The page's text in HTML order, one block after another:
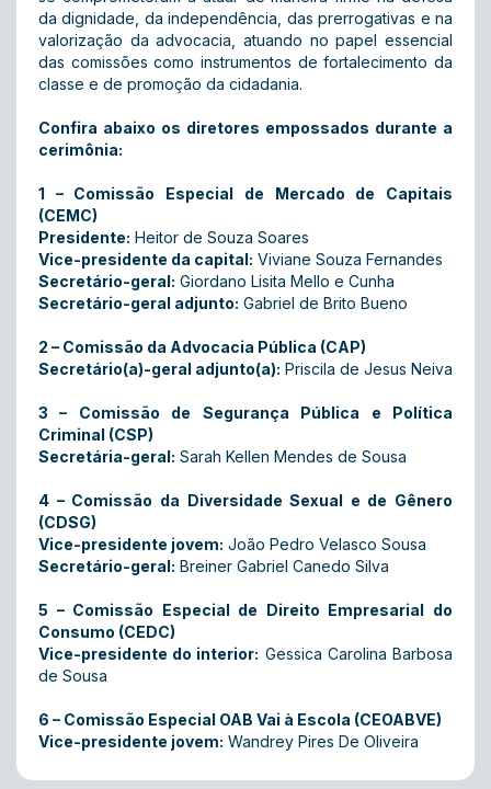
da dignidade, da independência, das prerrogativas e na
valorização da advocacia, atuando no papel essencial
das comissões como instrumentos de fortalecimento da
classe e de promoção da cidadania.
Confira abaixo os diretores empossados durante a
cerimônia:
1 – Comissão Especial de Mercado de Capitais
(CEMC)
Presidente: Heitor de Souza Soares
Vice-presidente da capital: Viviane Souza Fernandes
Secretário-geral: Giordano Lisita Mello e Cunha
Secretário-geral adjunto: Gabriel de Brito Bueno
2 – Comissão da Advocacia Pública (CAP)
Secretário(a)-geral adjunto(a): Priscila de Jesus Neiva
3 – Comissão de Segurança Pública e Política
Criminal (CSP)
Secretária-geral: Sarah Kellen Mendes de Sousa
4 – Comissão da Diversidade Sexual e de Gênero
(CDSG)
Vice-presidente jovem: João Pedro Velasco Sousa
Secretário-geral: Breiner Gabriel Canedo Silva
5 – Comissão Especial de Direito Empresarial do
Consumo (CEDC)
Vice-presidente do interior: Gessica Carolina Barbosa
de Sousa
6 – Comissão Especial OAB Vai à Escola (CEOABVE)
Vice-presidente jovem: Wandrey Pires De Oliveira